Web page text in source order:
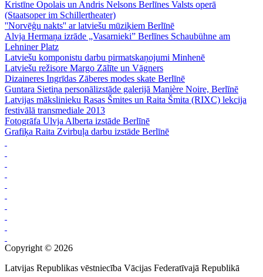
Kristīne Opolais un Andris Nelsons Berlīnes Valsts operā
(Staatsoper im Schillertheater)
''Norvēģu nakts'' ar latviešu mūziķiem Berlīnē
Alvja Hermaņa izrāde „Vasarnieki” Berlīnes Schaubühne am
Lehniner Platz
Latviešu komponistu darbu pirmatskaņojumi Minhenē
Latviešu režisore Margo Zālīte un Vāgners
Dizaineres Ingrīdas Zāberes modes skate Berlīnē
Guntara Sietiņa personālizstāde galerijā Manière Noire, Berlīnē
Latvijas mākslinieku Rasas Šmites un Raita Šmita (RIXC) lekcija
festivālā transmediale 2013
Fotogrāfa Ulvja Alberta izstāde Berlīnē
Grafiķa Raita Zvirbuļa darbu izstāde Berlīnē
Copyright © 2026
Latvijas Republikas vēstniecība Vācijas Federatīvajā Republikā